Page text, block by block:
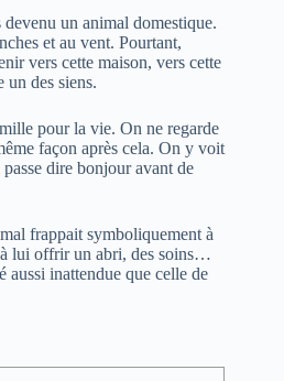
un animal domestique.
et au vent. Pourtant,
vers cette maison, vers cette
un des siens.
pour la vie. On ne regarde
façon après cela. On y voit
dire bonjour avant de
frappait symboliquement à
lui offrir un abri, des soins…
aussi inattendue que celle de